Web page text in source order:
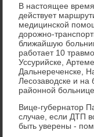
В настоящее
действует
медицинской
дорожно-
ближайшую
работает 10
Уссурийске,
Дальнереченске,
Лесозаводске и на
районной больнице.
Вице-губернатор
случае, если ДТП
быть уверены -